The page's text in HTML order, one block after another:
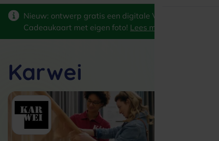
Nieuw: ontwerp gratis een digitale VVV
Cadeaukaart met eigen foto! Lees meer
Karwei